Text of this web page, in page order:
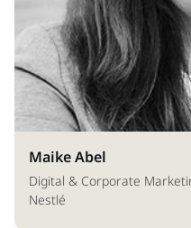
Maike Abel
Digital & Corporate
Nestlé